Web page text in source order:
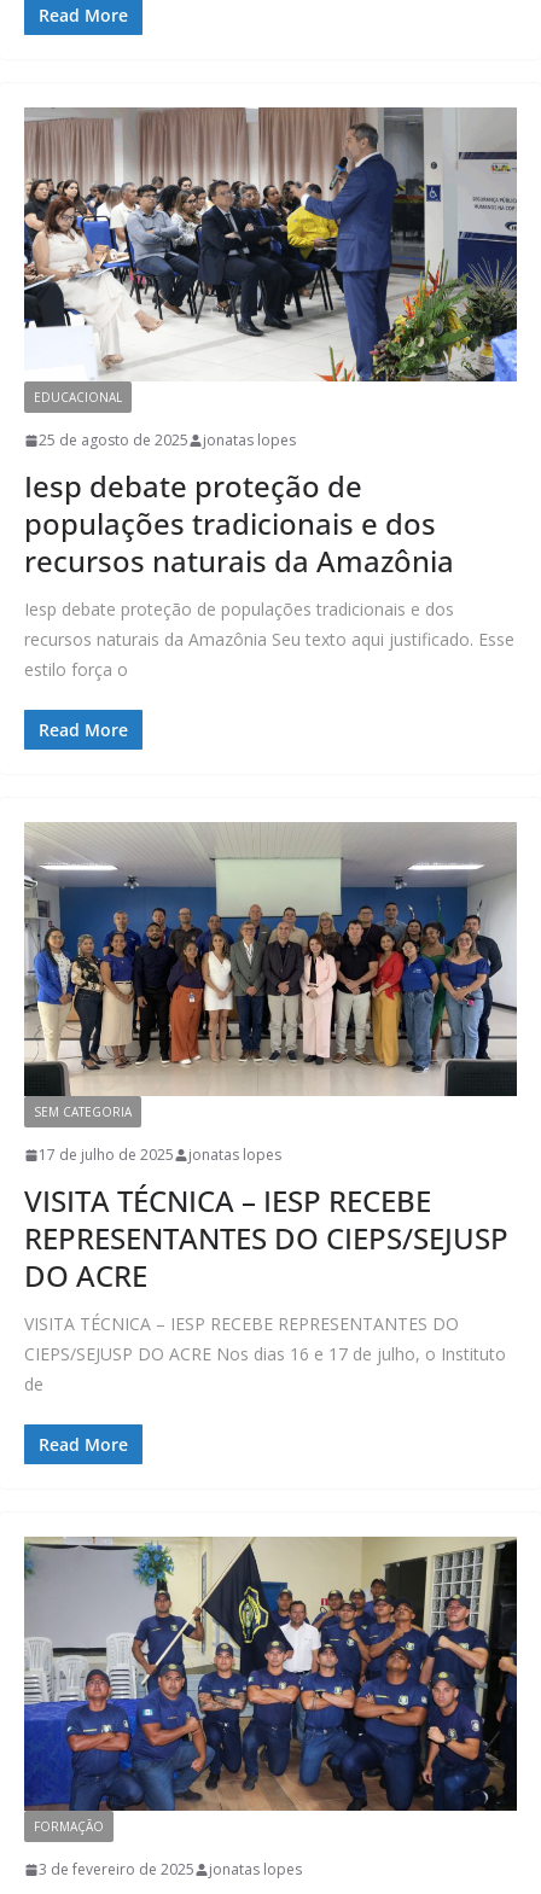
Read More
EDUCACIONAL
25 de agosto de 2025 jonatas lopes
Iesp debate proteção de
populações tradicionais e dos
recursos naturais da Amazônia
Iesp debate proteção de populações tradicionais e dos
recursos naturais da Amazônia Seu texto aqui justificado. Esse
estilo força o
Read More
SEM CATEGORIA
17 de julho de 2025 jonatas lopes
VISITA TÉCNICA – IESP RECEBE
REPRESENTANTES DO CIEPS/SEJUSP
DO ACRE
VISITA TÉCNICA – IESP RECEBE REPRESENTANTES DO
CIEPS/SEJUSP DO ACRE Nos dias 16 e 17 de julho, o Instituto
de
Read More
FORMAÇÃO
3 de fevereiro de 2025 jonatas lopes